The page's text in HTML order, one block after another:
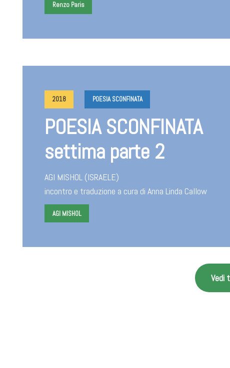
Renzo Paris
2018 POESIA SCONFINATA
POESIA SCONFINATA
settima parte 2
AGI MISHOL (ISRAELE)
incontro e traduzione a cura di Anna Linda Callow
AGI MISHOL
Vedi